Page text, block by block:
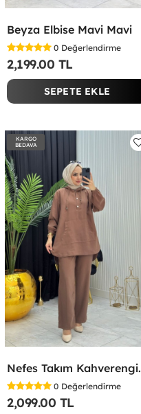
Beyza Elbise Mavi Mavi
0 Değerlendirme
2,199.00 TL
SEPETE EKLE
KARGO
BEDAVA
Nefes
0 Değerlendirme
2,099.00 TL